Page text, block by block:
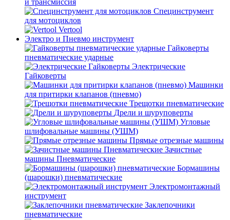
и трансмиссия
Специнструмент
для мотоциклов
Vertool
Электро и Пневмо инструмент
Гайковерты
пневматические ударные
Электрические
Гайковерты
Машинки
для притирки клапанов (пневмо)
Трещотки пневматические
Дрели и шуруповерты
Угловые
шлифовальные машины (УШМ)
Прямые отрезные машины
Зачистные
машины Пневматические
Бормашины
(шарошки) пневматические
Электромонтажный
инструмент
Заклепочники
пневматические